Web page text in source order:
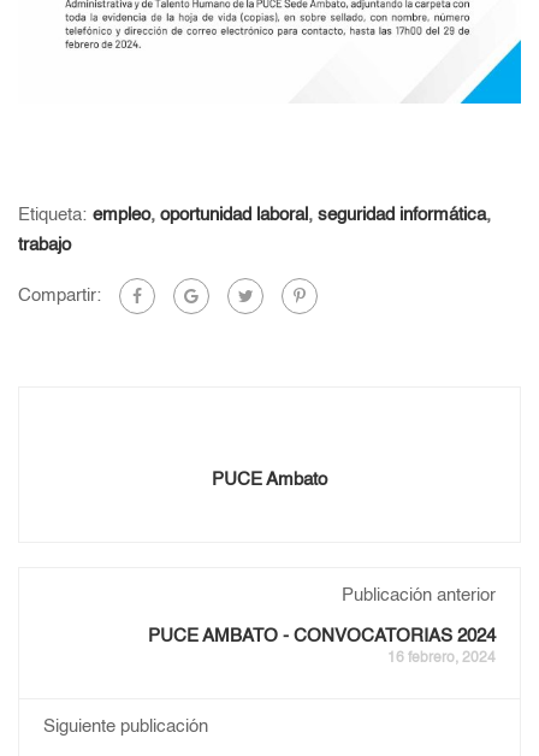
Etiqueta: empleo, oportunidad laboral , seguridad informática,
trabajo
Compartir:
PUCE Ambato
Publicación anterior
PUCE AMBATO - CONVOCATORIAS 2024
16 febrero, 2024
Siguiente publicación